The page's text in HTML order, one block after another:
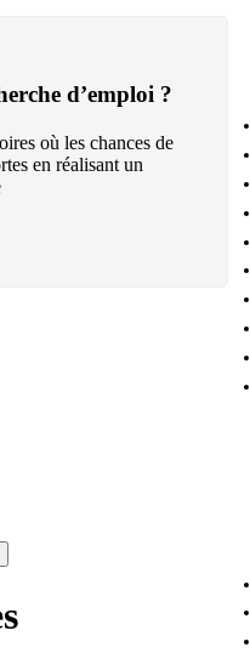
d’emploi ?
où les chances de
en réalisant un